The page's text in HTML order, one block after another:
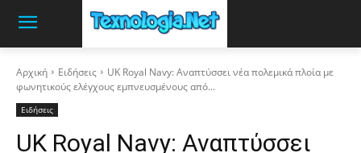
Αρχική Ειδήσεις
UK Royal Navy: Αναπτύσσει νέα πολεμικά πλοία με
φωνητικούς ελέγχους εμπνευσμένους από...
Ειδήσεις
UK Royal Navy: Αναπτύσσει